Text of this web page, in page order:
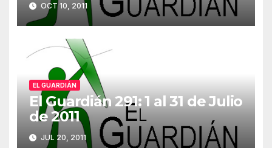
OCT 10, 2011
EL GUARDIÁN
El Guardián 291: 1 al 31 de Julio
de 2011
JUL 20, 2011